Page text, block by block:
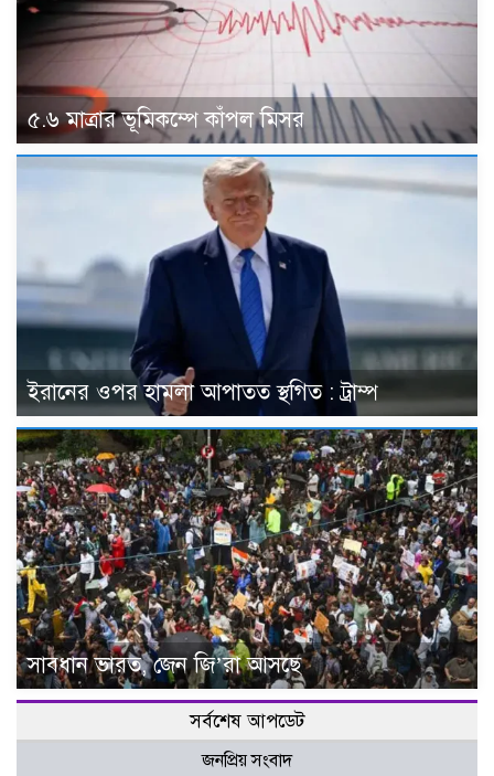
৫.৬ মাত্রার ভূমিকম্পে কাঁপল মিসর
ইরানের ওপর হামলা আপাতত স্থগিত : ট্রাম্প
সাবধান ভারত, জেন জি’রা আসছে
সর্বশেষ আপডেট
জনপ্রিয় সংবাদ